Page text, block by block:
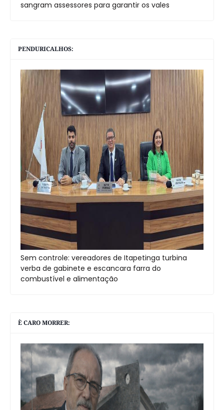
sangram assessores para garantir os vales
PENDURICALHOS:
Sem controle: vereadores de Itapetinga turbina
verba de gabinete e escancara farra do
combustível e alimentação
È CARO MORRER: